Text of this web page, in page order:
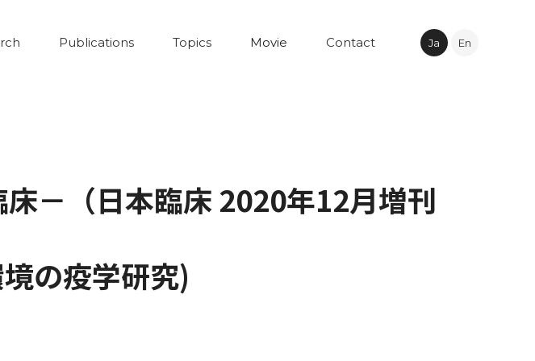
Publications Topics Movie Contact Ja En
－（日本臨床 2020年12月増刊
の疫学研究)